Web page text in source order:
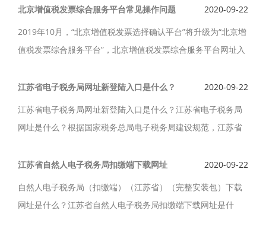
扩大到所有增值税一般纳税人。
北京增值税发票综合服务平台常见操作问题
2020-09-22
2019年10月，“北京增值税发票选择确认平台”将升级为“北京增
值税发票综合服务平台”，北京增值税发票综合服务平台网址入
江苏省电子税务局网址新登陆入口是什么？
2020-09-22
江苏省电子税务局网址新登陆入口是什么？江苏省电子税务局
网址是什么？根据国家税务总局电子税务局建设规范，江苏省
11月16日正式上线运行。
江苏省自然人电子税务局扣缴端下载网址
2020-09-22
自然人电子税务局（扣缴端）（江苏省）（完整安装包）下载
网址是什么？江苏省自然人电子税务局扣缴端下载网址是什